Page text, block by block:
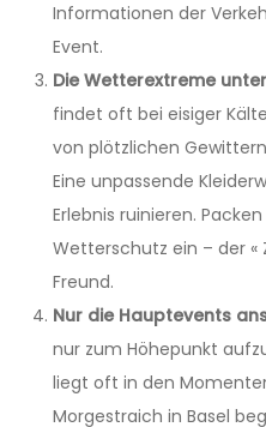
Informationen der
Event.
Die Wetterextreme
findet oft bei eisiger
von plötzlichen
Eine unpassende
Erlebnis ruinieren.
Wetterschutz ein – der «
Freund.
Nur die Hauptevents
nur zum Höhepunkt
liegt oft in den
Morgestraich in Basel